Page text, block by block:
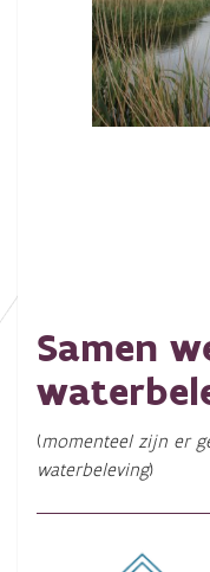
Samen
(momenteel zijn er
waterbeleving)